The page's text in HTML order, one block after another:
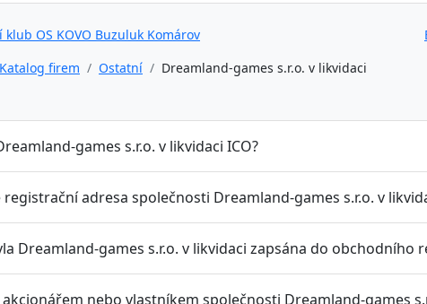
klub OS KOVO Buzuluk Komárov
Katalog firem Ostatní Dreamland-games s.r.o. v likvidaci
games s.r.o. v likvidaci ICO?
registrační adresa společnosti Dreamland-games s.r.o. v
Dreamland-games s.r.o. v likvidaci zapsána do obchodního
nebo vlastníkem společnosti Dreamland-games